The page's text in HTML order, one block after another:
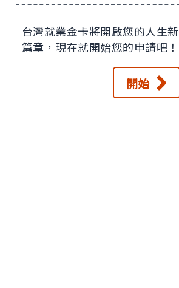
台灣就業金卡將開啟您的人生新
篇章，現在就開始您的申請吧！
開始